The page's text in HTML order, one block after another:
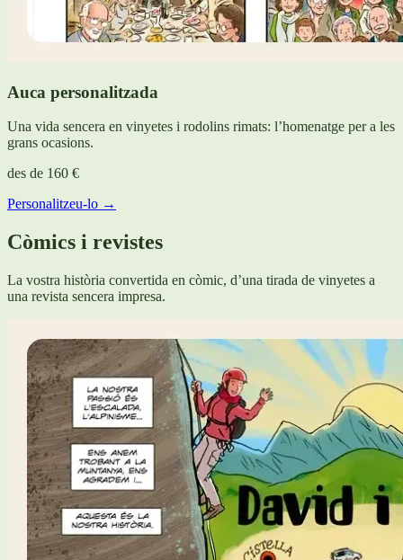
Auca personalitzada
Una vida sencera en vinyetes i rodolins rimats: l’homenatge per a les
grans ocasions.
des de 160 €
Personalitzeu-lo →
Còmics i revistes
La vostra història convertida en còmic, d’una tirada de vinyetes a
una revista sencera impresa.